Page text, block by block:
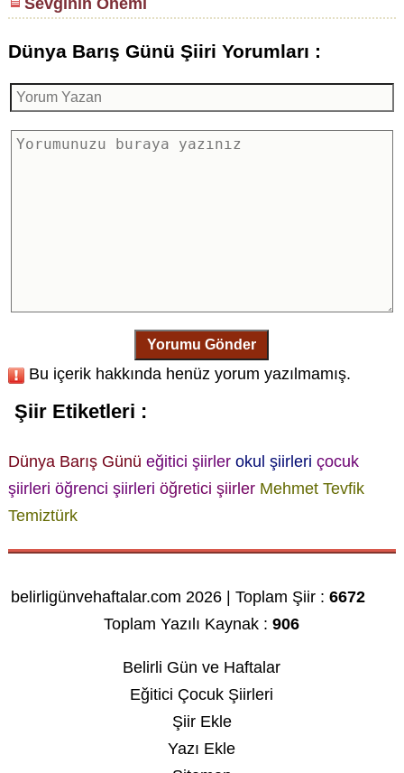
Sevginin Önemi
Dünya Barış Günü Şiiri Yorumları :
Yorumu Gönder
Bu içerik hakkında henüz yorum yazılmamış.
Şiir Etiketleri :
Dünya Barış Günü eğitici şiirler okul şiirleri çocuk
şiirleri öğrenci şiirleri öğretici şiirler Mehmet Tevfik
Temiztürk
belirligünvehaftalar.com 2026 | Toplam Şiir :6672
Toplam Yazılı Kaynak :906
Belirli Gün ve Haftalar
Eğitici Çocuk Şiirleri
Şiir Ekle
Yazı Ekle